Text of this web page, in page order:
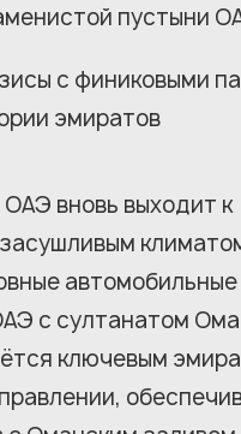
пустыни
с финиковыми
эмиратов
вновь выходит к
автомобильные
с султанатом
ключевым